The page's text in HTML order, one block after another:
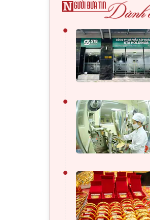
•
•
•